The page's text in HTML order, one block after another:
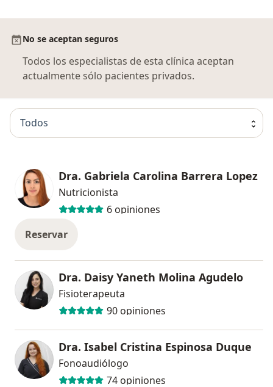
No se aceptan seguros
Todos los especialistas de esta clínica aceptan
actualmente sólo pacientes privados.
Todos
Dra. Gabriela Carolina Barrera Lopez
Nutricionista
6 opiniones
Reservar
Dra. Daisy Yaneth Molina Agudelo
Fisioterapeuta
90 opiniones
Dra. Isabel Cristina Espinosa Duque
Fonoaudiólogo
74 opiniones